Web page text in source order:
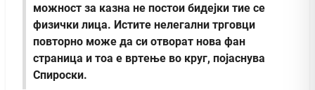
можност за казна не постои бидејки тие се
физички лица. Истите нелегални трговци
повторно може да си отворат нова фан
страница и тоа е вртење во круг, појаснува
Спироски.